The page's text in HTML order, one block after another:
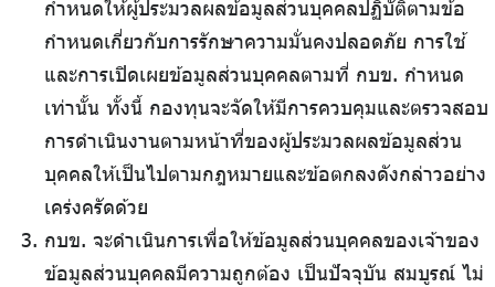
กำหนดให้ผู้ประมวลผลข้อมูลส่วนบุคคลปฏิบัติตามข้อ
กำหนดเกี่ยวกับการรักษาความมั่นคงปลอดภัย การใช้
และการเปิดเผยข้อมูลส่วนบุคคลตามที่ กบข. กำหนด
เท่านั้น ทั้งนี้ กองทุนจะจัดให้มีการควบคุมและตรวจสอบ
การดำเนินงานตามหน้าที่ของผู้ประมวลผลข้อมูลส่วน
บุคคลให้เป็นไปตามกฎหมายและข้อตกลงดังกล่าวอย่าง
เคร่งครัดด้วย
กบข. จะดำเนินการเพื่อให้ข้อมูลส่วนบุคคลของเจ้าของ
ข้อมูลส่วนบุคคลมีความถูกต้อง เป็นปัจจุบัน สมบูรณ์ ไม่